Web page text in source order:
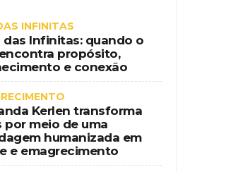
INFINITAS
das Infinitas: quando o
propósito,
e conexão
Kerlen transforma
por meio de uma
humanizada em
e emagrecimento